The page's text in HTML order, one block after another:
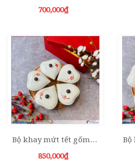
700,000₫
Bộ khay mứt tết gốm sứ bát tim 5 hũ đào đỏ
850,000₫